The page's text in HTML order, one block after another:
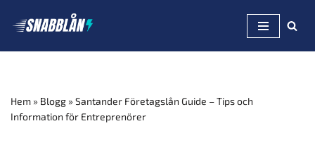
till
Hem » Blogg » Santander Företagslån Guide – Tips och
Information för Entreprenörer